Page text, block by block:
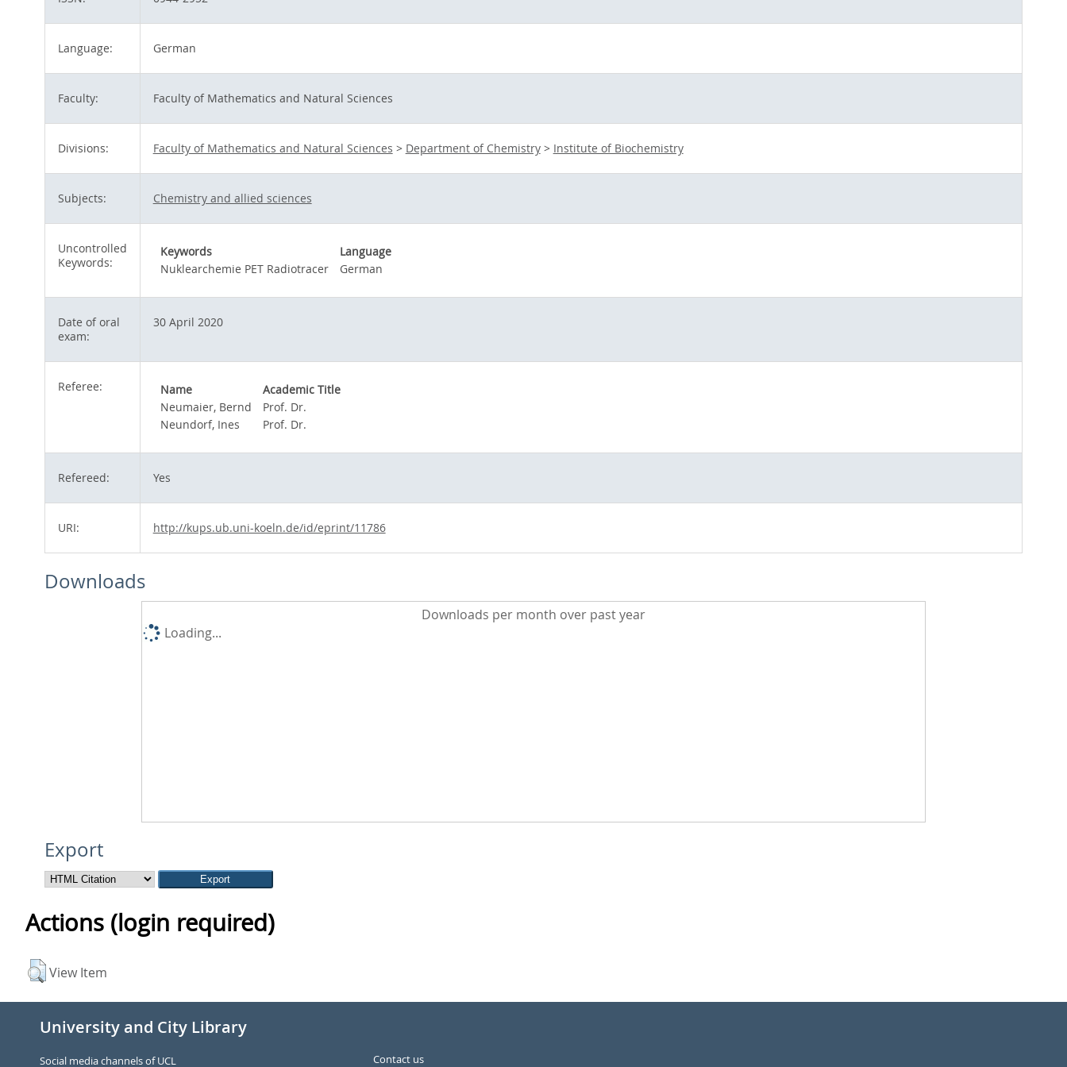
Language: German
Faculty: Faculty of Mathematics and Natural Sciences
Divisions: Faculty of Mathematics and Natural Sciences > Department of Chemistry> Institute of Biochemistry
Subjects: Chemistry and allied sciences
Uncontrolled
Keywords:
Keywords
Language
Nuklearchemie PET Radiotracer
German
Date of oral
exam:
30 April 2020
Referee: Name
Academic Title
Neumaier, Bernd
Prof. Dr.
Neundorf, Ines
Prof. Dr.
Refereed: Yes
URI: http://kups.ub.uni-koeln.de/id/eprint/11786
Downloads
Downloads per month over past year
Loading...
Export
Actions (login required)
View Item
University and City Library
Social media channels of UCL Contact us